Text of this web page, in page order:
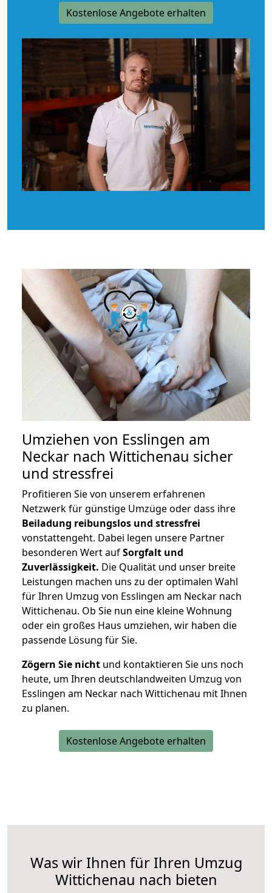
Kostenlose Angebote erhalten
Umziehen von Esslingen am
Neckar nach Wittichenau sicher
und stressfrei
Profitieren Sie von unserem erfahrenen
Netzwerk für günstige Umzüge oder dass ihre
Beiladung reibungslos und stressfrei
vonstattengeht. Dabei legen unsere Partner
besonderen Wert aufSorgfalt und
Zuverlässigkeit. Die Qualität und unser breite
Leistungen machen uns zu der optimalen Wahl
für Ihren Umzug von Esslingen am Neckar nach
Wittichenau. Ob Sie nun eine kleine Wohnung
oder ein großes Haus umziehen, wir haben die
passende Lösung für Sie.
Zögern Sie nicht und kontaktieren Sie uns noch
heute, um Ihren deutschlandweiten Umzug von
Esslingen am Neckar nach Wittichenau mit Ihnen
zu planen.
Kostenlose Angebote erhalten
Was wir Ihnen für Ihren Umzug
Wittichenau nach bieten